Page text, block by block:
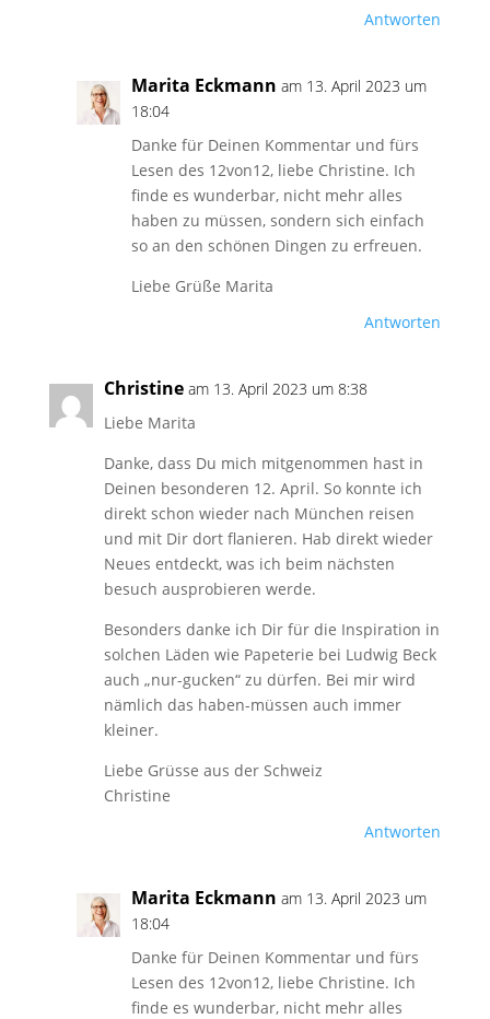
Antworten
Marita Eckmann am 13. April 2023 um
18:04
Danke für Deinen Kommentar und fürs
Lesen des 12von12, liebe Christine. Ich
finde es wunderbar, nicht mehr alles
haben zu müssen, sondern sich einfach
so an den schönen Dingen zu erfreuen.
Liebe Grüße Marita
Antworten
Christine am 13. April 2023 um 8:38
Liebe Marita
Danke, dass Du mich mitgenommen hast in
Deinen besonderen 12. April. So konnte ich
direkt schon wieder nach München reisen
und mit Dir dort flanieren. Hab direkt wieder
Neues entdeckt, was ich beim nächsten
besuch ausprobieren werde.
Besonders danke ich Dir für die Inspiration in
solchen Läden wie Papeterie bei Ludwig Beck
auch „nur-gucken“ zu dürfen. Bei mir wird
nämlich das haben-müssen auch immer
kleiner.
Liebe Grüsse aus der Schweiz
Christine
Antworten
Marita Eckmann am 13. April 2023 um
18:04
Danke für Deinen Kommentar und fürs
Lesen des 12von12, liebe Christine. Ich
finde es wunderbar, nicht mehr alles